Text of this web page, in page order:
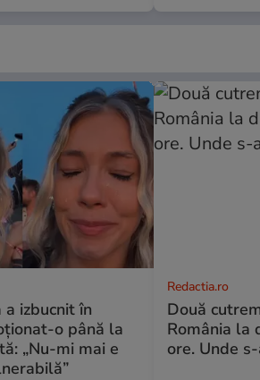
izbucnit în
o până la
„Nu-mi mai e
Redactia.ro
Două
România la
ore. Unde